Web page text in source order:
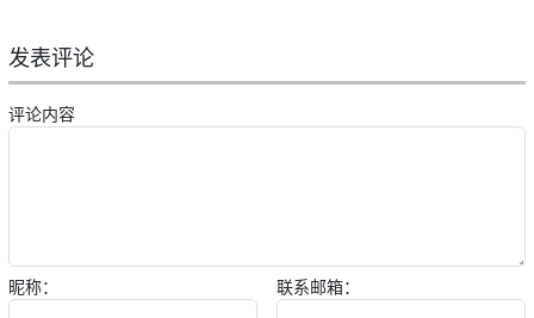
发表评论
评论内容
昵称： 联系邮箱：